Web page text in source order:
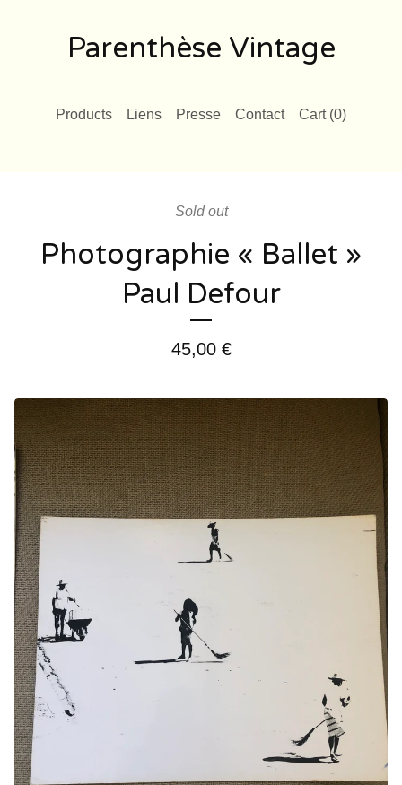
Parenthèse Vintage
Products Liens Presse Contact Cart (0)
Sold out
Photographie « Ballet »
Paul Defour
45,00 €